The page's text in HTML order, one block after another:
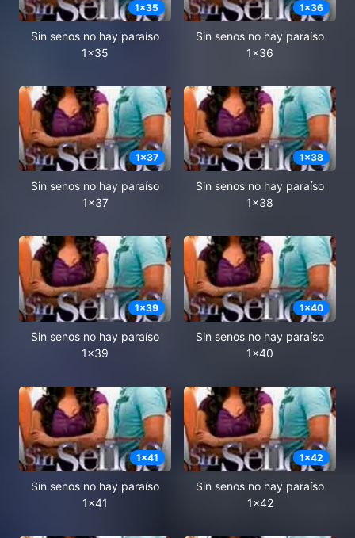
1x35
Sin senos no hay paraíso
1x35
1x36
Sin senos no hay paraíso
1x36
1x37
Sin senos no hay paraíso
1x37
1x38
Sin senos no hay paraíso
1x38
1x39
Sin senos no hay paraíso
1x39
1x40
Sin senos no hay paraíso
1x40
1x41
Sin senos no hay paraíso
1x41
1x42
Sin senos no hay paraíso
1x42